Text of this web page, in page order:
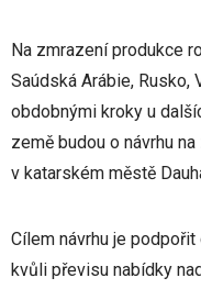
Na zmrazení produkce
Saúdská Arábie, Rusko,
obdobnými kroky u
země budou o návrhu
v katarském městě
Cílem návrhu je
kvůli převisu nabídky